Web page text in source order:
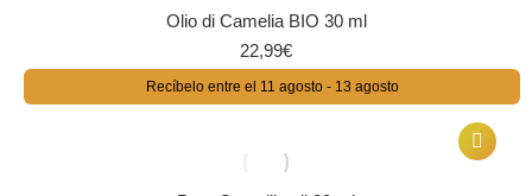
Olio di Camelia BIO 30 ml
22,99€
Recíbelo entre el 11 agosto - 13 agosto